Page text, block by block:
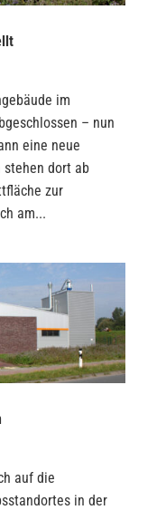
im
– nun
eine neue
stehen dort ab
zur
am...
auf die
in der